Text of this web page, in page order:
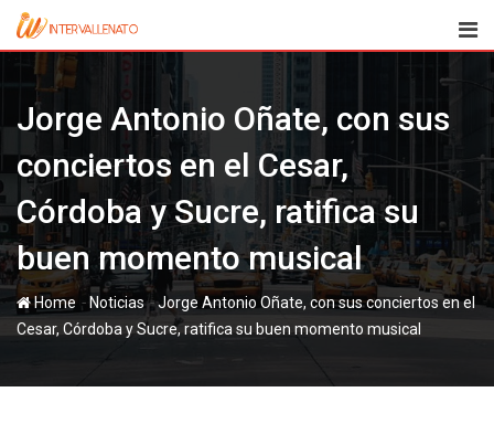
Skip
content
Jorge Antonio Oñate, con sus
conciertos en el Cesar,
Córdoba y Sucre, ratifica su
buen momento musical
Home - Noticias-Jorge Antonio Oñate, con sus conciertos en el
Cesar, Córdoba y Sucre, ratifica su buen momento musical